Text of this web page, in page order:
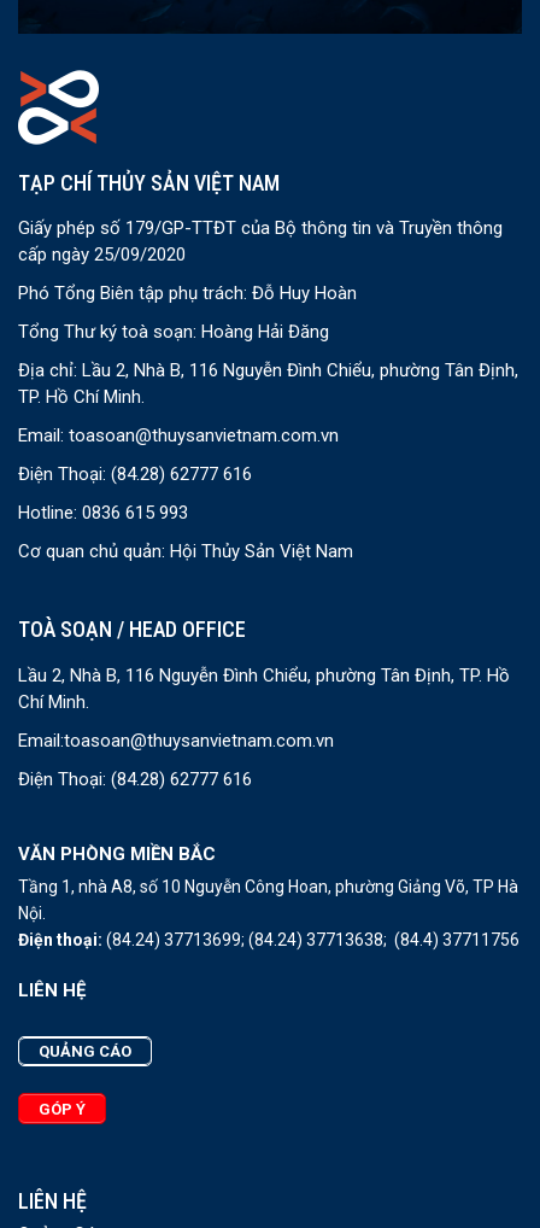
TẠP CHÍ THỦY SẢN VIỆT NAM
Giấy phép số 179/GP-TTĐT của Bộ thông tin và Truyền thông
cấp ngày 25/09/2020
Phó Tổng Biên tập phụ trách: Đỗ Huy Hoàn
Tổng Thư ký toà soạn: Hoàng Hải Đăng
Địa chỉ: Lầu 2, Nhà B, 116 Nguyễn Đình Chiểu, phường Tân Định,
TP. Hồ Chí Minh.
Email: toasoan@thuysanvietnam.com.vn
Điện Thoại: (84.28) 62777 616
Hotline: 0836 615 993
Cơ quan chủ quản: Hội Thủy Sản Việt Nam
TOÀ SOẠN / HEAD OFFICE
Lầu 2, Nhà B, 116 Nguyễn Đình Chiểu, phường Tân Định, TP. Hồ
Chí Minh.
Email:toasoan@thuysanvietnam.com.vn
Điện Thoại: (84.28) 62777 616
VĂN PHÒNG MIỀN BẮC
Tầng 1, nhà A8, số 10 Nguyễn Công Hoan, phường Giảng Võ, TP Hà
Nội.
Điện thoại: (84.24) 37713699; (84.24) 37713638; (84.4) 37711756
LIÊN HỆ
QUẢNG CÁO
GÓP Ý
LIÊN HỆ